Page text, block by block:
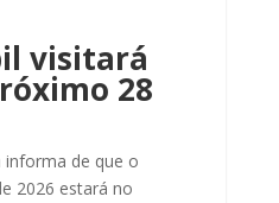
visitará
28
informa de que o
2026 estará no